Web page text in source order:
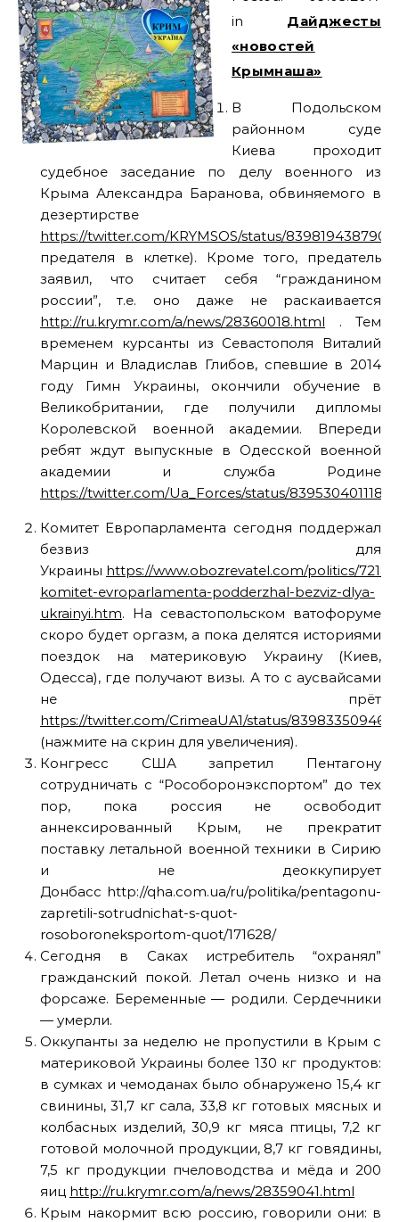
in Дайджесты
«новостей
Крымнаша»
В Подольском
районном суде
Киева проходит
судебное заседание по делу военного из
Крыма Александра Баранова, обвиняемого в
дезертирстве
https://twitter.com/KRYMSOS/status/
предателя в клетке). Кроме того, предатель
заявил, что считает себя “гражданином
россии”, т.е. оно даже не раскаивается
http://ru.krymr.com/a/news/28360018.html . Тем
временем курсанты из Севастополя Виталий
Марцин и Владислав Глибов, спевшие в 2014
году Гимн Украины, окончили обучение в
Великобритании, где получили дипломы
Королевской военной академии. Впереди
ребят ждут выпускные в Одесской военной
академии и служба Родине
https://twitter.com/Ua_Forces/status/
Комитет Европарламента сегодня поддержал
безвиз для
Украины https://www.obozrevatel.com/politics/
komitet-evroparlamenta-podderzhal-bezviz-dlya-
ukrainyi.htm. На севастопольском ватофоруме
скоро будет оргазм, а пока делятся историями
поездок на материковую Украину (Киев,
Одесса), где получают визы. А то с аусвайсами
не прёт
https://twitter.com/CrimeaUA1/status/
(нажмите на скрин для увеличения).
Конгресс США запретил Пентагону
сотрудничать с “Рособоронэкспортом” до тех
пор, пока россия не освободит
аннексированный Крым, не прекратит
поставку летальной военной техники в Сирию
и не деоккупирует
Донбасс http://qha.com.ua/ru/politika/pentagonu-
zapretili-sotrudnichat-s-quot-
rosoboroneksportom-quot/171628/
Сегодня в Саках истребитель “охранял”
гражданский покой. Летал очень низко и на
форсаже. Беременные — родили. Сердечники
— умерли.
Оккупанты за неделю не пропустили в Крым с
материковой Украины более 130 кг продуктов:
в сумках и чемоданах было обнаружено 15,4 кг
свинины, 31,7 кг сала, 33,8 кг готовых мясных и
колбасных изделий, 30,9 кг мяса птицы, 7,2 кг
готовой молочной продукции, 8,7 кг говядины,
7,5 кг продукции пчеловодства и мёда и 200
яиц http://ru.krymr.com/a/news/28359041.html
Крым накормит всю россию, говорили они: в